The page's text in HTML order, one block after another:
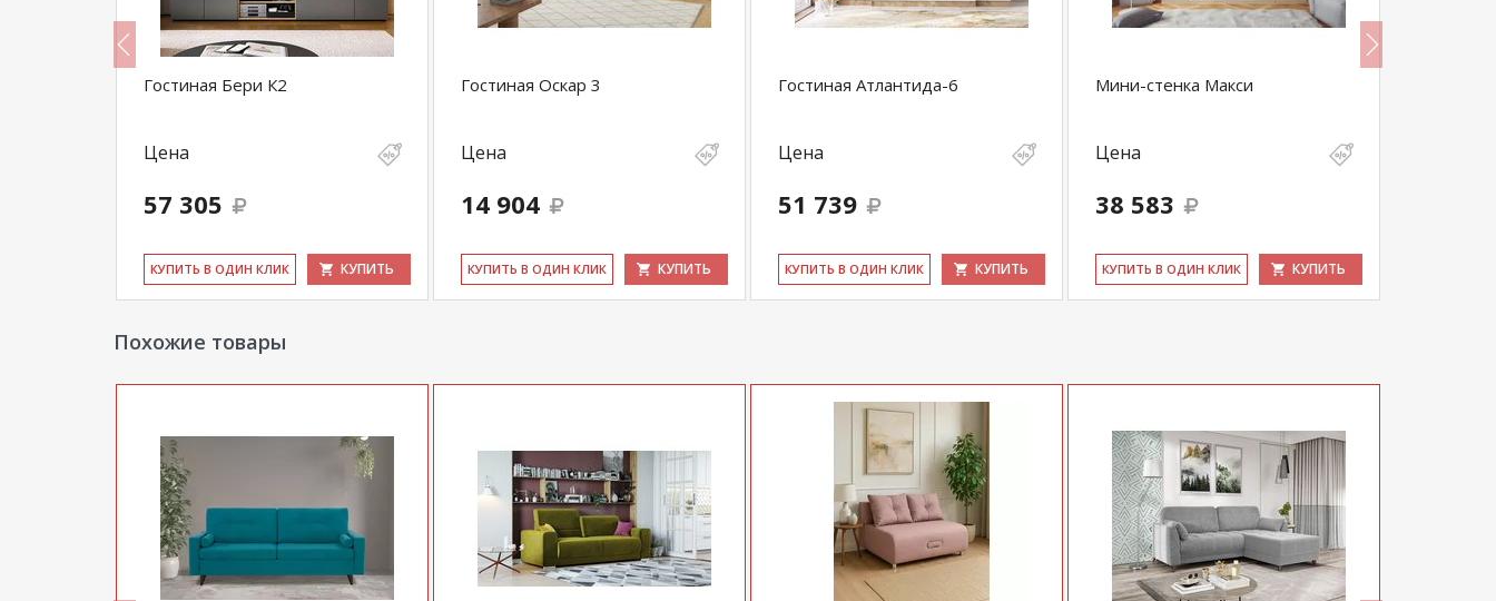
Гостиная Бери К2
Цена
57 305
КУ­ПИТЬ В ОДИН КЛИК КУПИТЬ
Гостиная Оскар 3
Цена
14 904
КУ­ПИТЬ В ОДИН КЛИК КУПИТЬ
Гостиная Атлантида-6
Цена
51 739
КУ­ПИТЬ В ОДИН КЛИК КУПИТЬ
Мини-стенка Макси
Цена
38 583
КУ­ПИТЬ В ОДИН КЛИК КУПИТЬ
Похожие товары